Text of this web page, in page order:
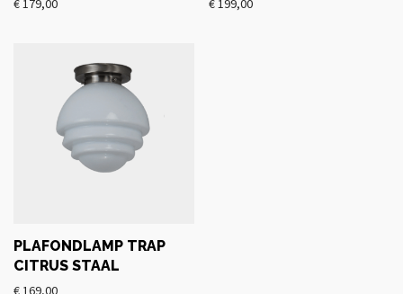
€179,00 €199,00
PLAFONDLAMP TRAP
CITRUS STAAL
€169,00